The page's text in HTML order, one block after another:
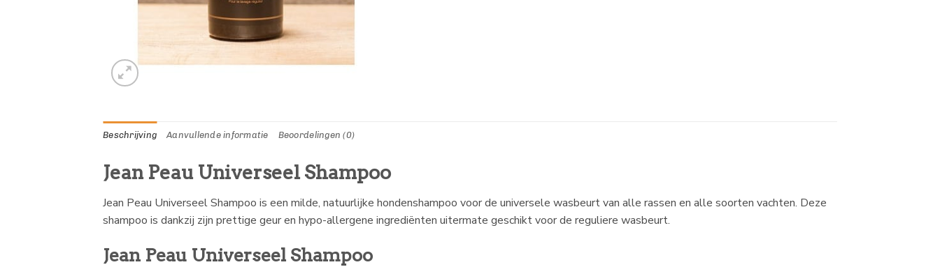
Beschrijving Aanvullende informatie Beoordelingen (0)
Jean Peau Universeel Shampoo
Jean Peau Universeel Shampoo is een milde, natuurlijke hondenshampoo voor de universele wasbeurt van alle rassen en alle soorten vachten. Deze
shampoo is dankzij zijn prettige geur en hypo-allergene ingrediënten uitermate geschikt voor de reguliere wasbeurt.
Jean Peau Universeel Shampoo